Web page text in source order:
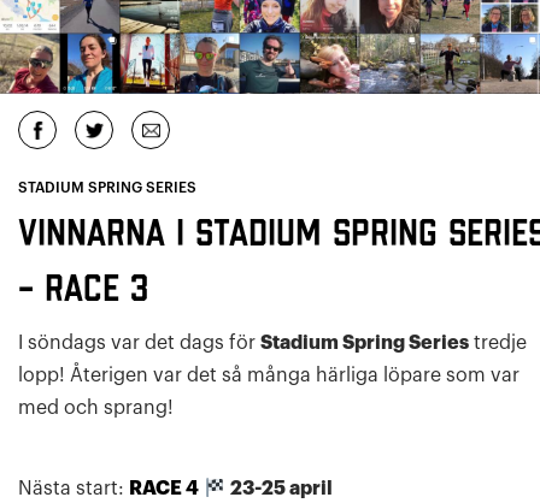
STADIUM SPRING SERIES
Vinnarna i Stadium Spring
– RACE 3
I söndags var det dags för Stadium Spring Series tredje
lopp! Återigen var det så många härliga löpare som var
med och sprang!
Nästa start: RACE 4 23-25 april